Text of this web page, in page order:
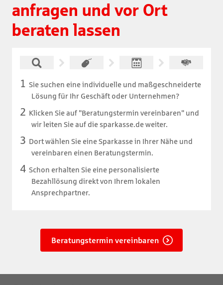
anfragen und vor Ort
beraten lassen
Sie suchen eine individuelle und maßgeschneiderte
Lösung für Ihr Geschäft oder Unternehmen?
Klicken Sie auf "Beratungstermin vereinbaren" und
wir leiten Sie auf die sparkasse.de weiter.
Dort wählen Sie eine Sparkasse in Ihrer Nähe und
vereinbaren einen Beratungstermin.
Schon erhalten Sie eine personalisierte
Bezahllösung direkt von Ihrem lokalen
Ansprechpartner.
Beratungstermin vereinbaren